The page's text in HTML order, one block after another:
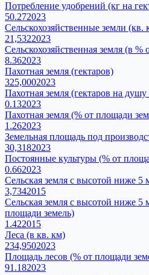
Потребление удобрений (кг на
50.272023
Сельскохозяйственные земли (кв.
21,5322023
Сельскохозяйственная земля (в %
8.362023
Пахотная земля (гектаров)
325,0002023
Пахотная земля (гектаров на душу
0.132023
Пахотная земля (% от площади
1.262023
Земельная площадь под
30,3182023
Постоянные культуры (% от
0.662023
Сельская земля с высотой ниже 5
3,7342015
Сельская земля с высотой ниже 5
площади земель)
1.422015
Леса (в кв. км)
234,9502023
Площадь лесов (% от площади
91.182023